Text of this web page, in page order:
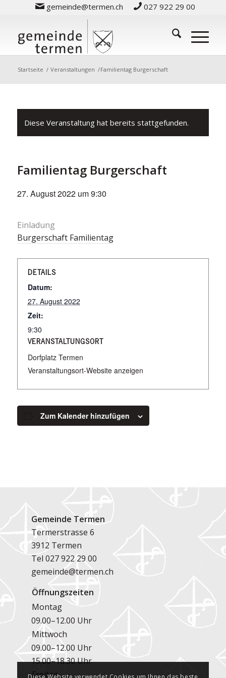
gemeinde@termen.ch 027 922 29 00
Startseite / Veranstaltungen /Familientag Burgerschaft
Diese Veranstaltung hat bereits stattgefunden.
Familientag Burgerschaft
27. August 2022 um 9:30
Einladung
Burgerschaft Familientag
DETAILS
Datum:
27. August 2022
Zeit:
9:30
VERANSTALTUNGSORT
Dorfplatz Termen
Veranstaltungsort-Website anzeigen
Zum Kalender hinzufügen
Gemeinde Termen
Termerstrasse 6
3912 Termen
Tel027 922 29 00
gemeinde@termen.ch
Öffnungszeiten
Montag
09.00–12.00 Uhr
Mittwoch
09.00–12.00 Uhr
15.00–18.30 Uhr
Freitag